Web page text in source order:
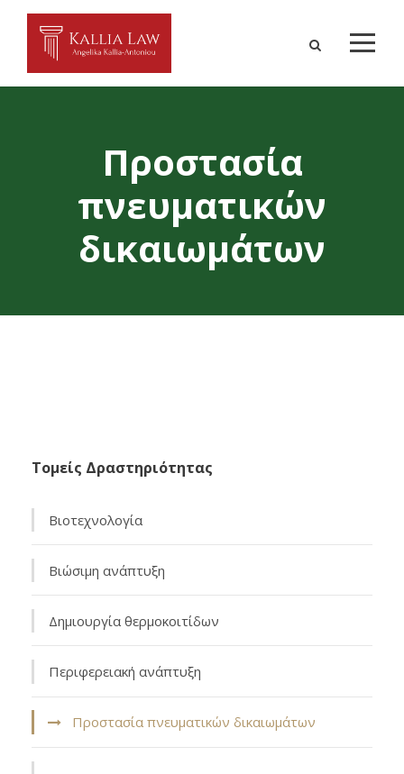
Προστασία
πνευματικών
δικαιωμάτων
Τομείς Δραστηριότητας
Βιοτεχνολογία
Βιώσιμη ανάπτυξη
Δημιουργία θερμοκοιτίδων
Περιφερειακή ανάπτυξη
Προστασία πνευματικών δικαιωμάτων